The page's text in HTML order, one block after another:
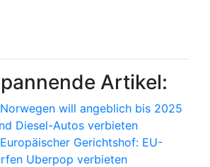
Artikel:
will angeblich bis 2025
Diesel-Autos verbieten
Gerichtshof: EU-
Uberpop verbieten